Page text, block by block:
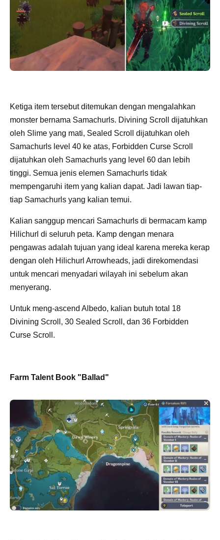
Ketiga item tersebut ditemukan dengan mengalahkan
monster bernama Samachurls. Divining Scroll dijatuhkan
oleh Slime yang mati, Sealed Scroll dijatuhkan oleh
Samachurls level 40 ke atas, Forbidden Curse Scroll
dijatuhkan oleh Samachurls yang level 60 dan lebih
tinggi. Semua jenis elemen Samachurls tidak
mempengaruhi item yang kalian dapat. Jadi lawan tiap-
tiap Samachurls yang kalian temui.
Kalian sanggup mencari Samachurls di bermacam kamp
Hilichurl di seluruh peta. Kamp dengan menara
pengawas adalah tujuan yang ideal karena mereka kerap
dengan oleh Hilichurl Arrowheads, jadi direkomendasi
untuk mencari menyadari wilayah ini sebelum akan
menyerang.
Untuk meng-ascend Albedo, kalian butuh total 18
Divining Scroll, 30 Sealed Scroll, dan 36 Forbidden
Curse Scroll.
Farm Talent Book "Ballad"